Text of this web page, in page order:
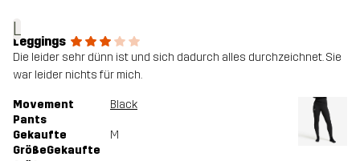
L
Leggings
Die leider sehr dünn ist und sich dadurch alles durchzeichnet. Sie
war leider nichts für mich.
Movement
Pants
Black
Gekaufte
GrößeGekaufte
M